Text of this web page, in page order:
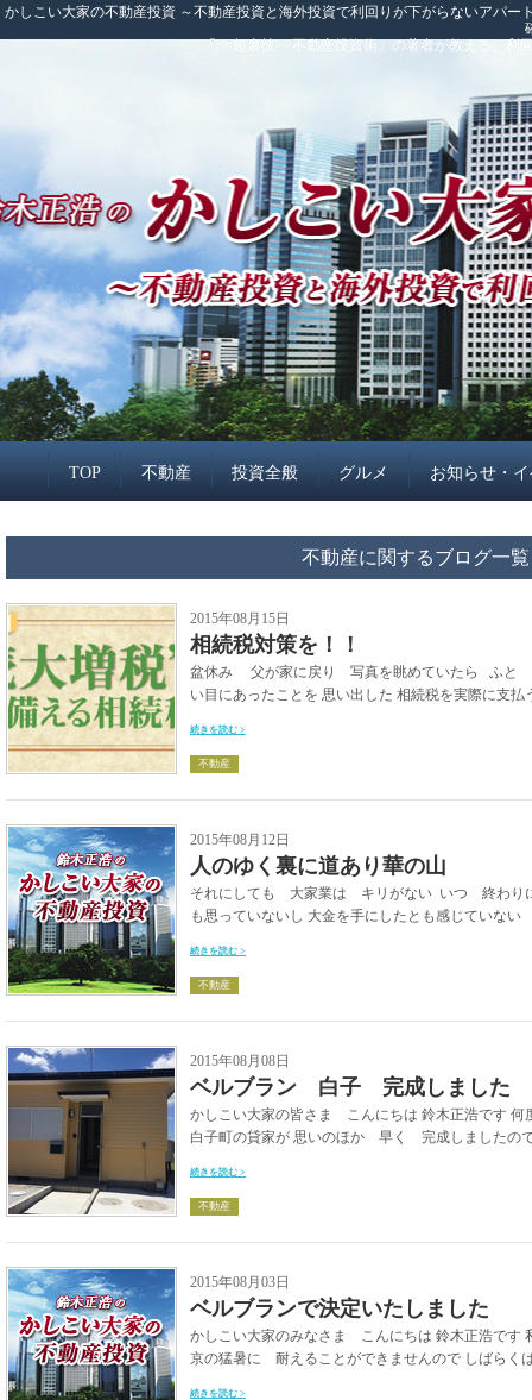
かしこい大家の不動産投資 ～不動産投資と海外投資で利回りが下がらないアパ
「<<超裏技>>不動産投資術」の著者が教える、
TOP 不動産 投資全般 グルメ お知らせ・
不動産に関するブログ一覧
2015年08月15日
相続税対策を！！
盆休み 父が家に戻り 写真を眺めていたら ふと
い目にあったことを 思い出した 相続税を実際に支
続きを読む >
不動産
2015年08月12日
人のゆく裏に道あり華の山
それにしても 大家業は キリがない いつ 終わり
も思っていないし 大金を手にしたとも感じていな
続きを読む >
不動産
2015年08月08日
ベルブラン 白子 完成しました
かしこい大家の皆さま こんにちは 鈴木正浩です
白子町の貸家が 思いのほか 早く 完成しましたの
続きを読む >
不動産
2015年08月03日
ベルブランで決定いたしました
かしこい大家のみなさま こんにちは 鈴木正浩で
京の猛暑に 耐えることができませんので しばら
続きを読む >